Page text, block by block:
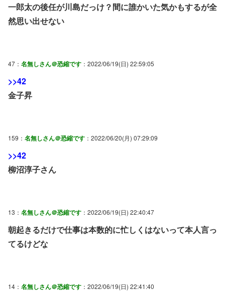
一郎太の後任が川島だっけ？間に誰かいた気かもするが全
然思い出せない
47： 名無しさん＠恐縮です ：2022/06/19(日) 22:59:05
>>42
金子昇
159： 名無しさん＠恐縮です ：2022/06/20(月) 07:29:09
>>42
柳沼淳子さん
13： 名無しさん＠恐縮です ：2022/06/19(日) 22:40:47
朝起きるだけで仕事は本数的に忙しくはないって本人言っ
てるけどな
14： 名無しさん＠恐縮です ：2022/06/19(日) 22:41:40